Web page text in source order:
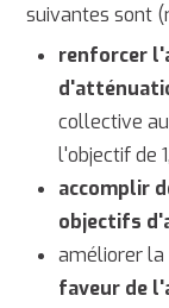
suivantes sont
renforcer
collective
l'objectif de
accomplir
objectifs
améliorer la
faveur de